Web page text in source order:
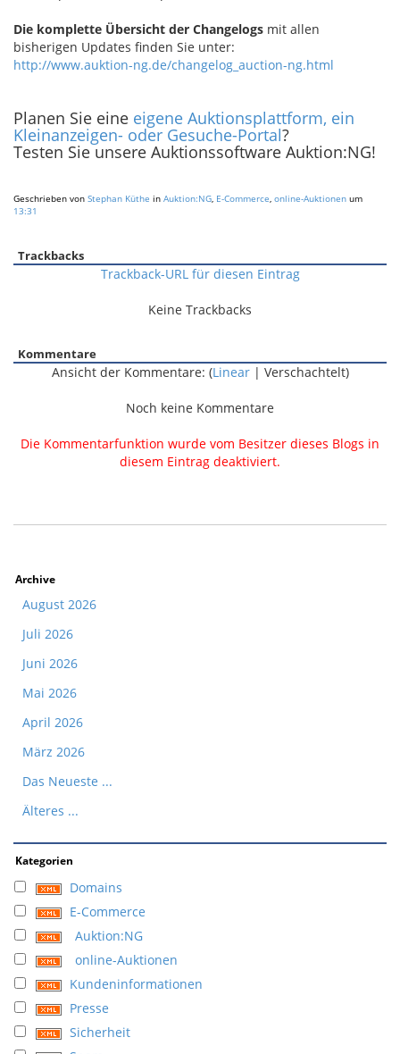
Die komplette Übersicht der Changelogs mit allen
bisherigen Updates finden Sie unter:
http://www.auktion-ng.de/changelog_auction-ng.html
Planen Sie eine eigene Auktionsplattform, ein
Kleinanzeigen- oder Gesuche-Portal?
Testen Sie unsere Auktionssoftware Auktion:NG!
Geschrieben von Stephan Küthe in Auktion:NG, E-Commerce, online-Auktionen um
13:31
Trackbacks
Trackback-URL für diesen Eintrag
Keine Trackbacks
Kommentare
Ansicht der Kommentare: (Linear| Verschachtelt)
Noch keine Kommentare
Die Kommentarfunktion wurde vom Besitzer dieses Blogs in
diesem Eintrag deaktiviert.
Archive
August 2026
Juli 2026
Juni 2026
Mai 2026
April 2026
März 2026
Das Neueste ...
Älteres ...
Kategorien
Domains
E-Commerce
Auktion:NG
online-Auktionen
Kundeninformationen
Presse
Sicherheit